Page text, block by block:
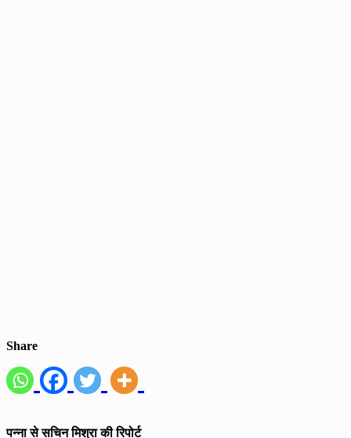
Share
पन्ना से सचिन मिश्रा की रिपोर्ट